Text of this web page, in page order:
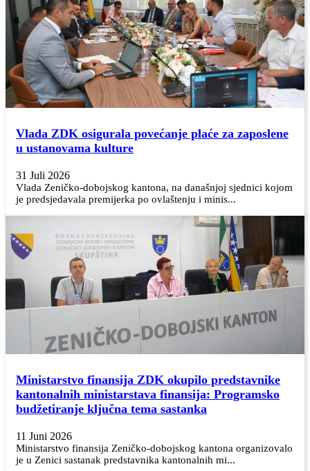
Vlada ZDK osigurala povećanje plaće za zaposlene
u ustanovama kulture
31 Juli 2026
Vlada Zeničko-dobojskog kantona, na današnjoj sjednici kojom
je predsjedavala premijerka po ovlaštenju i minis...
Ministarstvo finansija ZDK okupilo predstavnike
kantonalnih ministarstava finansija: Programsko
budžetiranje ključna tema sastanka
11 Juni 2026
Ministarstvo finansija Zeničko-dobojskog kantona organizovalo
je u Zenici sastanak predstavnika kantonalnih mi...